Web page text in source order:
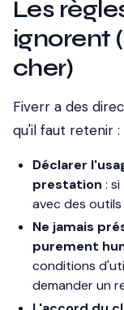
Les
ignorent
cher)
Fiverr a des
qu'il faut retenir :
Déclarer
prestation :
avec des outils
Ne jamais
purement
conditions
demander un